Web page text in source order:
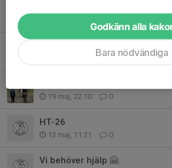
0
19 maj, 22:10 0
HT-26
13 maj, 11:21 0
Vi behöver hjälp 🤗
Godkänn alla
Bara nödvändiga